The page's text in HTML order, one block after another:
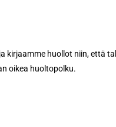
kirjaamme huollot niin, että
oikea huoltopolku.